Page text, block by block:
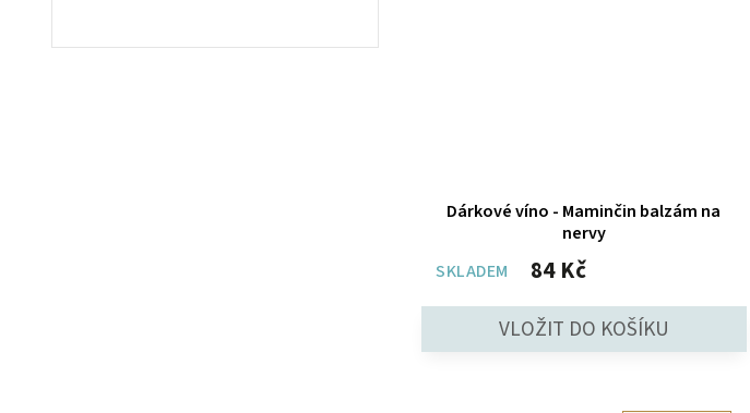
Heathcote & Ivory 20
Dárkové víno - Maminčin balzám na
nervy
SKLADEM
84 Kč